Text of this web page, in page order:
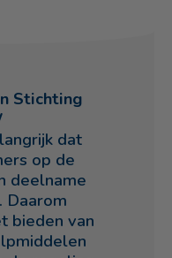
Stichting
dat
op de
deelname
Daarom
bieden van